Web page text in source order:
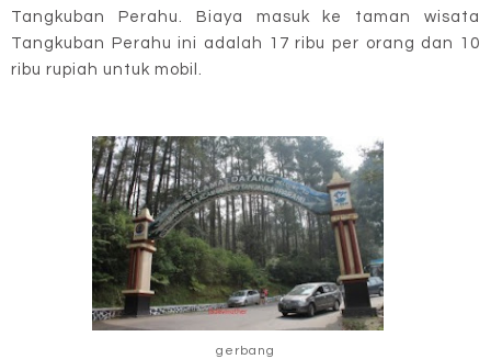
Tangkuban Perahu. Biaya masuk ke taman wisata
Tangkuban Perahu ini adalah 17 ribu per orang dan 10
ribu rupiah untuk mobil.
gerbang